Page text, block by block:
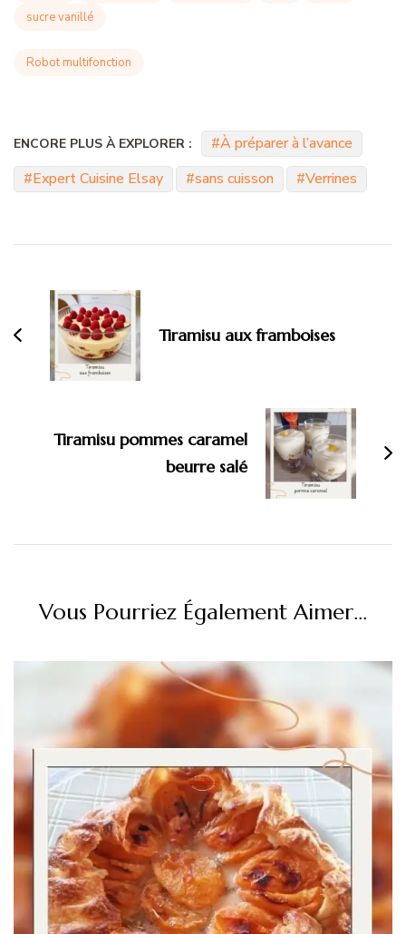
sucre vanillé
Robot multifonction
ENCORE PLUS À EXPLORER :
À préparer à l’avance
Expert Cuisine Elsay
sans cuisson Verrines
d'article
Tiramisu aux framboises
Tiramisu pommes caramel
beurre salé
Vous Pourriez Également Aimer...